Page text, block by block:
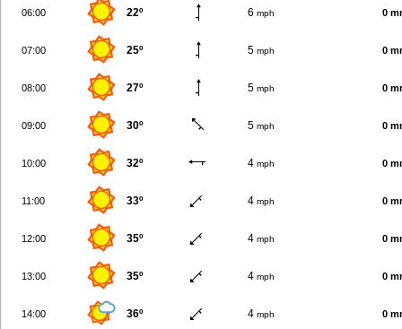
06:00 22º 6 mph 0
07:00 25º 5 mph 0
08:00 27º 5 mph 0
09:00 30º 5 mph 0
10:00 32º 4 mph 0
11:00 33º 4 mph 0
12:00 35º 4 mph 0
13:00 35º 4 mph 0
14:00 36º 4 mph 0